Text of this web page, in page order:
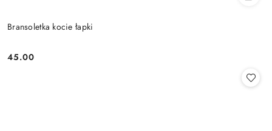
Bransoletka kocie łapki
Cena:
45.00